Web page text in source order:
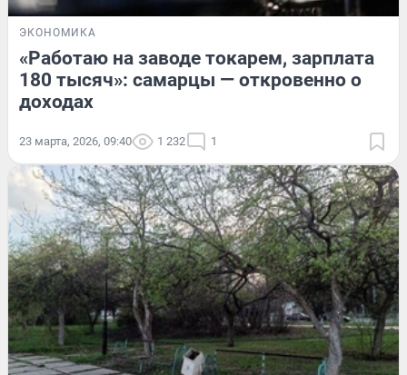
ЭКОНОМИКА
«Работаю на заводе токарем, зарплата
180 тысяч»: самарцы — откровенно о
доходах
23 марта, 2026, 09:40 1 232 1